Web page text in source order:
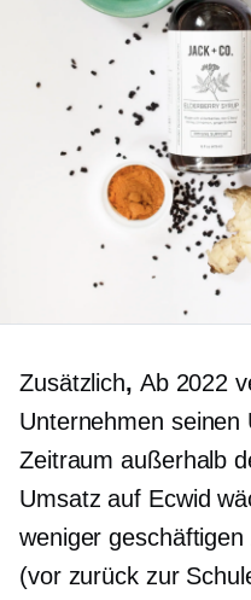
Zusätzlich, Ab 2022
Unternehmen seinen
Zeitraumaußerhalb
Umsatz auf Ecwid
weniger
(vor zurück zur